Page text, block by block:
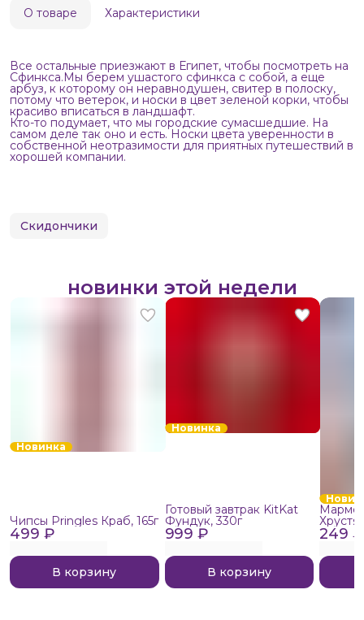
О товаре Характеристики
Все остальные приезжают в Египет, чтобы посмотреть на
Сфинкса.Мы берем ушастого сфинкса с собой, а еще
арбуз, к которому он неравнодушен, свитер в полоску,
потому что ветерок, и носки в цвет зеленой корки, чтобы
красиво вписаться в ландшафт.
Кто-то подумает, что мы городские сумасшедшие. На
самом деле так оно и есть. Носки цвета уверенности в
собственной неотразимости для приятных путешествий в
хорошей компании.
Скидончики
новинки этой недели
Новинка
499 ₽
Чипсы Pringles Краб, 165г
В корзину
Новинка
999 ₽
Готовый завтрак KitKat
Фундук, 330г
В корзину
249 ₽